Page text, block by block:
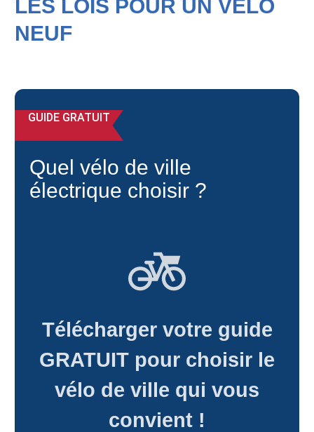
LES LOIS POUR UN VÉLO
NEUF
GUIDE GRATUIT
Quel vélo de ville
électrique choisir ?
Télécharger votre guide
GRATUIT pour choisir le
vélo de ville qui vous
convient !